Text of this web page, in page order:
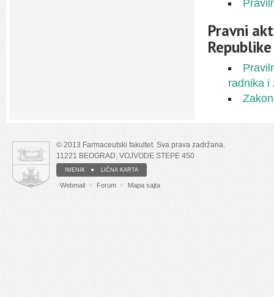
Pravni
radnika i
© 2013 Farmaceutski fakultet. Sva prava zadržana.
11221 BEOGRAD, VOJVODE STEPE 450
IMENIK LIČNA KARTA
Webmail Forum Mapa sajta